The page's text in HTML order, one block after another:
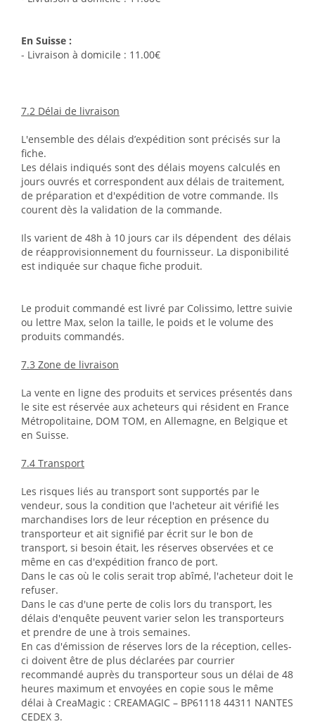
En Suisse :
- Livraison à domicile : 11.00€
7.2 Délai de livraison
L'ensemble des délais d’expédition sont précisés sur la
fiche.
Les délais indiqués sont des délais moyens calculés en
jours ouvrés et correspondent aux délais de traitement,
de préparation et d'expédition de votre commande. Ils
courent dès la validation de la commande.
Ils varient de 48h à 10 jours car ils dépendent des délais
de réapprovisionnement du fournisseur. La disponibilité
est indiquée sur chaque fiche produit.
Le produit commandé est livré par Colissimo, lettre suivie
ou lettre Max, selon la taille, le poids et le volume des
produits commandés.
7.3 Zone de livraison
La vente en ligne des produits et services présentés dans
le site est réservée aux acheteurs qui résident en France
Métropolitaine, DOM TOM, en Allemagne, en Belgique et
en Suisse.
7.4 Transport
Les risques liés au transport sont supportés par le
vendeur, sous la condition que l'acheteur ait vérifié les
marchandises lors de leur réception en présence du
transporteur et ait signifié par écrit sur le bon de
transport, si besoin était, les réserves observées et ce
même en cas d'expédition franco de port.
Dans le cas où le colis serait trop abîmé, l'acheteur doit le
refuser.
Dans le cas d'une perte de colis lors du transport, les
délais d'enquête peuvent varier selon les transporteurs
et prendre de une à trois semaines.
En cas d'émission de réserves lors de la réception, celles-
ci doivent être de plus déclarées par courrier
recommandé auprès du transporteur sous un délai de 48
heures maximum et envoyées en copie sous le même
délai à CreaMagic : CREAMAGIC – BP61118 44311 NANTES
CEDEX 3.